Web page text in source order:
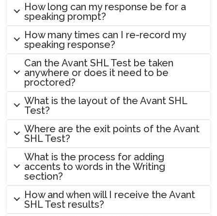
APT FAQs
ADVANCE 자주 묻는 질문들
샘플 테스트
How long can my response be for a
speaking prompt?
How many times can I re-record my
speaking response?
Can the Avant SHL Test be taken
anywhere or does it need to be
proctored?
What is the layout of the Avant SHL
Test?
Where are the exit points of the Avant
SHL Test?
What is the process for adding
accents to words in the Writing
section?
How and when will I receive the Avant
SHL Test results?